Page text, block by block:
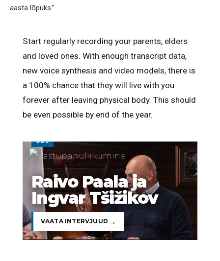
aasta lõpuks.”
Start regularly recording your parents, elders
and loved ones. With enough transcript data,
new voice synthesis and video models, there is
a 100% chance that they will live with you
forever after leaving physical body. This should
be even possible by end of the year.
UUS
Raivo Paala ja
Ingvar Tšižikov
VAATA INTERVJUUD